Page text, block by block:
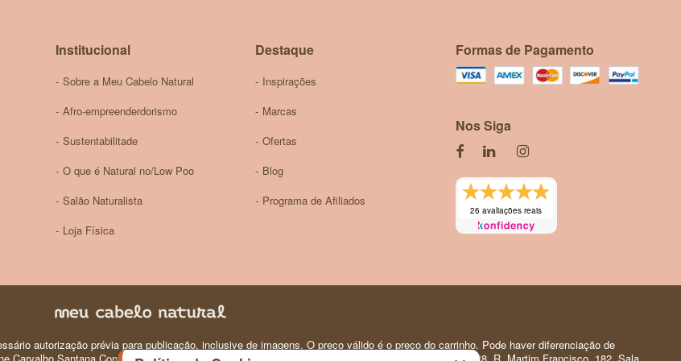
Institucional
Sobre a Meu Cabelo Natural
Afro-empreenderdorismo
Sustentabilitade
O que é Natural no/Low Poo
Salão Naturalista
Loja Física
Destaque
Inspirações
Marcas
Ofertas
Blog
Programa de Afiliados
Formas de Pagamento
Nos Siga
26 avaliações reais
autorização prévia para publicação, inclusive de imagens. O preço válido é o preço do carrinho. Pode haver diferenciação de